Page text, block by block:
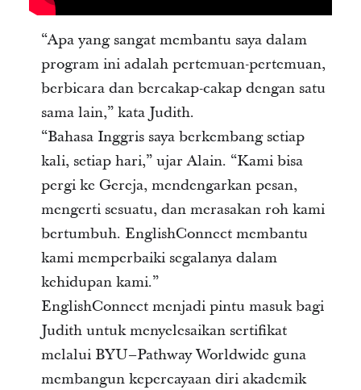
“Apa yang sangat membantu saya dalam
program ini adalah pertemuan-pertemuan,
berbicara dan bercakap-cakap dengan satu
sama lain,” kata Judith.
“Bahasa Inggris saya berkembang setiap
kali, setiap hari,” ujar Alain. “Kami bisa
pergi ke Gereja, mendengarkan pesan,
mengerti sesuatu, dan merasakan roh kami
bertumbuh. EnglishConnect membantu
kami memperbaiki segalanya dalam
kehidupan kami.”
EnglishConnect menjadi pintu masuk bagi
Judith untuk menyelesaikan sertifikat
melalui BYU–Pathway Worldwide guna
membangun kepercayaan diri akademik